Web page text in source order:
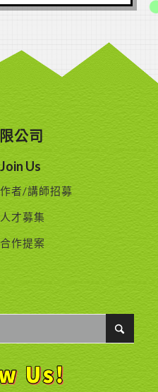
公司
Join Us
作者/講師招募
人才募集
合作提案